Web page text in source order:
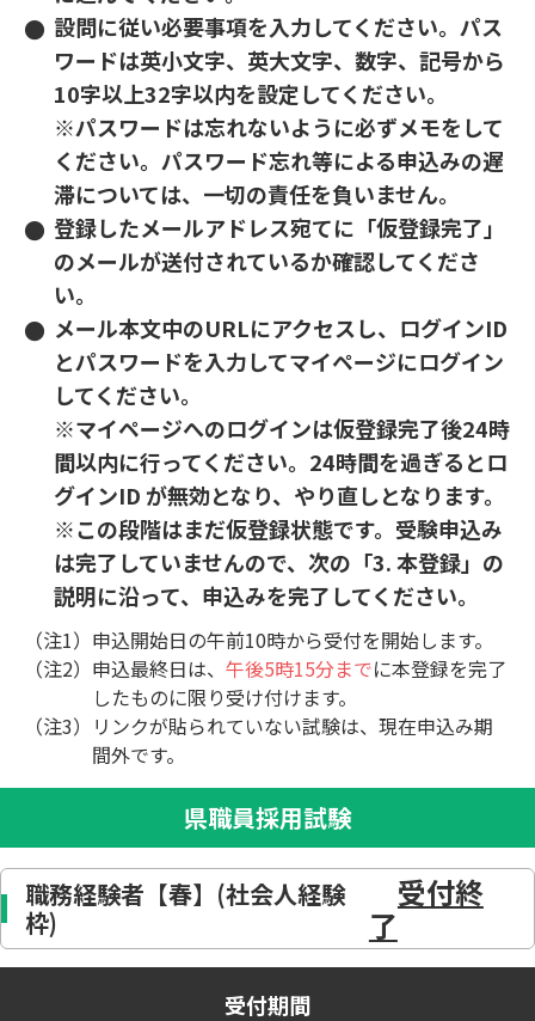
設問に従い必要事項を入力してください。パス
ワードは英小文字、英大文字、数字、記号から
10字以上32字以内を設定してください。
※パスワードは忘れないように必ずメモをして
ください。パスワード忘れ等による申込みの遅
滞については、一切の責任を負いません。
登録したメールアドレス宛てに「仮登録完了」
のメールが送付されているか確認してくださ
い。
メール本文中のURLにアクセスし、ログインID
とパスワードを入力してマイページにログイン
してください。
※マイページへのログインは仮登録完了後24時
間以内に行ってください。24時間を過ぎるとロ
グインID が無効となり、やり直しとなります。
※この段階はまだ仮登録状態です。受験申込み
は完了していませんので、次の「3. 本登録」の
説明に沿って、申込みを完了してください。
（注1） 申込開始日の午前10時から受付を開始します。
（注2） 申込最終日は、 午後5時15分までに本登録を完了
したものに限り受け付けます。
（注3） リンクが貼られていない試験は、現在申込み期
間外です。
県職員採用試験
職務経験者【春】(社会人経験
枠)
受付終
了
受付期間